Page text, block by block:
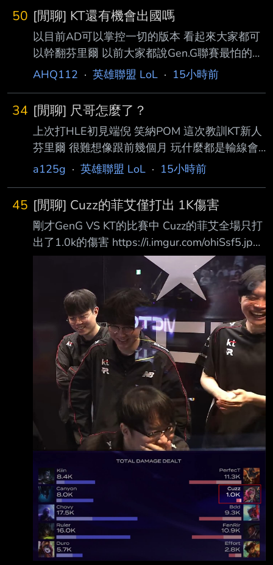
艾吉歐 2 單單單單單單單單 全場唯二真預言家
細節不夠 瓜中之瓜 一槍穿雲 大巴黎閃電暗殺狼:
夜奏花 (我愛手錶123) 楓棠珍珠奶茶 (Maple) 蛇
老闆 (蛇蛇) 史上最小的志 (阿志) 小魚蛋 (BEBE)
Kaze
50 [閒聊] KT還有機會出國嗎
以目前AD可以掌控一切的版本 看起來大家都可
以幹翻芬里爾 以前大家都說Gen.G聯賽最怕的隊
伍是KT 因為你永遠不知道KT的上限 目前以AD
剛剛也是輾壓了 HLE還有MSI冠軍 這樣今年KT
有機會嗎 一樓ROXSMEB ----- Sent from JPTT
on my iPhone --
AHQ112 · 英雄聯盟 LoL · 15小時前
34 [閒聊] 尺哥怎麼了？
上次打HLE初見端倪 笑納POM 這次教訓KT新人
芬里爾 很難想像跟前幾個月 玩什麼都是輸線會
戰暴斃的GG AD是同一人 請問尺哥怎麼了？ --
a125g · 英雄聯盟 LoL · 15小時前
45 [閒聊] Cuzz的菲艾僅打出 1K傷害
剛才GenG VS KT的比賽中 Cuzz的菲艾全場只打
出了1.0k的傷害 https://i.imgur.com/ohiSsf5.jpeg
搞到連KT自己的後勤都在笑 這是LCK打野菲艾最